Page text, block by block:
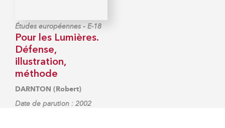
Études européennes - E-18
Pour les Lumières.
Défense,
illustration,
méthode
DARNTON (Robert)
Date de parution : 2002